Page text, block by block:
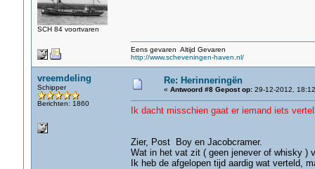
SCH 84 voortvaren
Eens gevaren Altijd Gevaren
http://www.scheveningen-haven.nl/
vreemdeling
Schipper
Berichten: 1860
Re: Herinneringën
« Antwoord #8 Gepost op:29-12-2012,
Ik dacht misschien gaat er iemand iets
Zier, Post Boy en Jacobcramer.
Wat in het vat zit ( geen jenever of whisky )
Ik heb de afgelopen tijd aardig wat verteld,